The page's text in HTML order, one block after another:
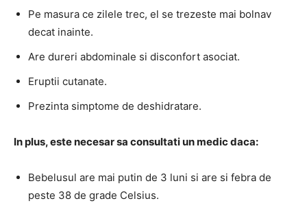
Pe masura ce zilele trec, el se trezeste mai bolnav
decat inainte.
Are dureri abdominale si disconfort asociat.
Eruptii cutanate.
Prezinta simptome de deshidratare.
In plus, este necesar sa consultati un medic daca:
Bebelusul are mai putin de 3 luni si are si febra de
peste 38 de grade Celsius.